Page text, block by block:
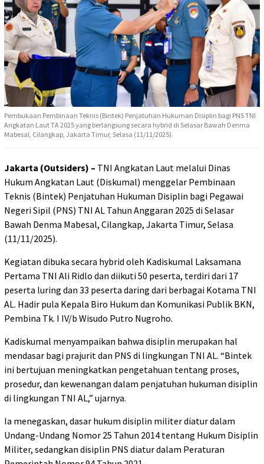
Pembukaan Pembinaan Teknis (Bintek) Penjatuhan Hukuman Disiplin bagi PNS TNI
Angkatan Laut TA 2025 yang berlangsung secara hybrid di Selasar Bawah Denma
Mabesal, Cilangkap, Jakarta Timur, Selasa (11/11/2025).
Jakarta (Outsiders) – TNI Angkatan Laut melalui Dinas
Hukum Angkatan Laut (Diskumal) menggelar Pembinaan
Teknis (Bintek) Penjatuhan Hukuman Disiplin bagi Pegawai
Negeri Sipil (PNS) TNI AL Tahun Anggaran 2025 di Selasar
Bawah Denma Mabesal, Cilangkap, Jakarta Timur, Selasa
(11/11/2025).
Kegiatan dibuka secara hybrid oleh Kadiskumal Laksamana
Pertama TNI Ali Ridlo dan diikuti 50 peserta, terdiri dari 17
peserta luring dan 33 peserta daring dari berbagai Kotama TNI
AL. Hadir pula Kepala Biro Hukum dan Komunikasi Publik BKN,
Pembina Tk. I IV/b Wisudo Putro Nugroho.
Kadiskumal menyampaikan bahwa disiplin merupakan hal
mendasar bagi prajurit dan PNS di lingkungan TNI AL. “Bintek
ini bertujuan meningkatkan pengetahuan tentang proses,
prosedur, dan kewenangan dalam penjatuhan hukuman disiplin
di lingkungan TNI AL,” ujarnya.
Ia menegaskan, dasar hukum disiplin militer diatur dalam
Undang-Undang Nomor 25 Tahun 2014 tentang Hukum Disiplin
Militer, sedangkan disiplin PNS diatur dalam Peraturan